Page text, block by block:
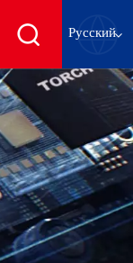
Русский
English
français
Deutsch
español